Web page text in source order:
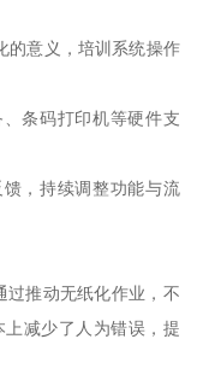
的意义，培训系统操作
条码打印机等硬件支
，持续调整功能与流
过推动无纸化作业，不
减少了人为错误，提